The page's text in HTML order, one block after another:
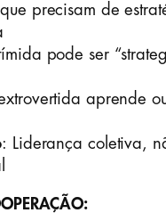
precisam de
pode ser
aprende
: Liderança coletiva,